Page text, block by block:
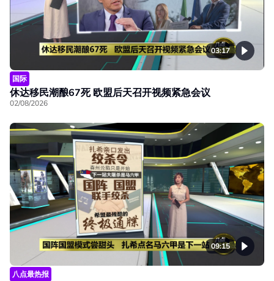
03:17
国际
休达移民潮酿67死 欧盟后天召开视频紧急会议
02/08/2026
09:15
八点最热报